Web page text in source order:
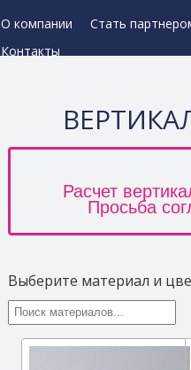
О компании
Стать
Контакты
Расчет
Просьба
Выберите материал и